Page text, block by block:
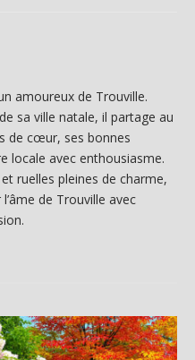
amoureux de Trouville.
sa ville natale, il partage au
de cœur, ses bonnes
locale avec enthousiasme.
ruelles pleines de charme,
de Trouville avec